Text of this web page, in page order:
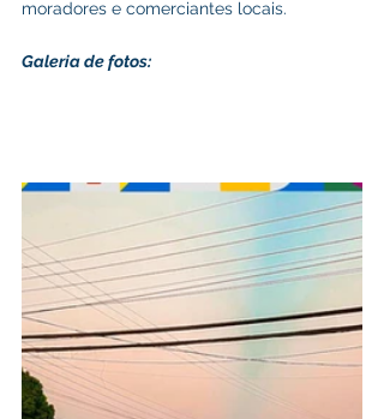
moradores e comerciantes locais.
Galeria de fotos: